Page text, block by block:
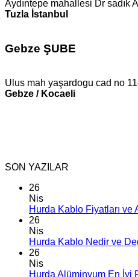
Aydıntepe mahallesi Dr sadık
Tuzla İstanbul
Gebze ŞUBE
Ulus mah yaşardogu cad no
Gebze / Kocaeli
SON YAZILAR
26
Nis
Hurda Kablo Fiyatları ve
26
Nis
Hurda Kablo Nedir ve
26
Nis
Hurda Alüminyum En İyi